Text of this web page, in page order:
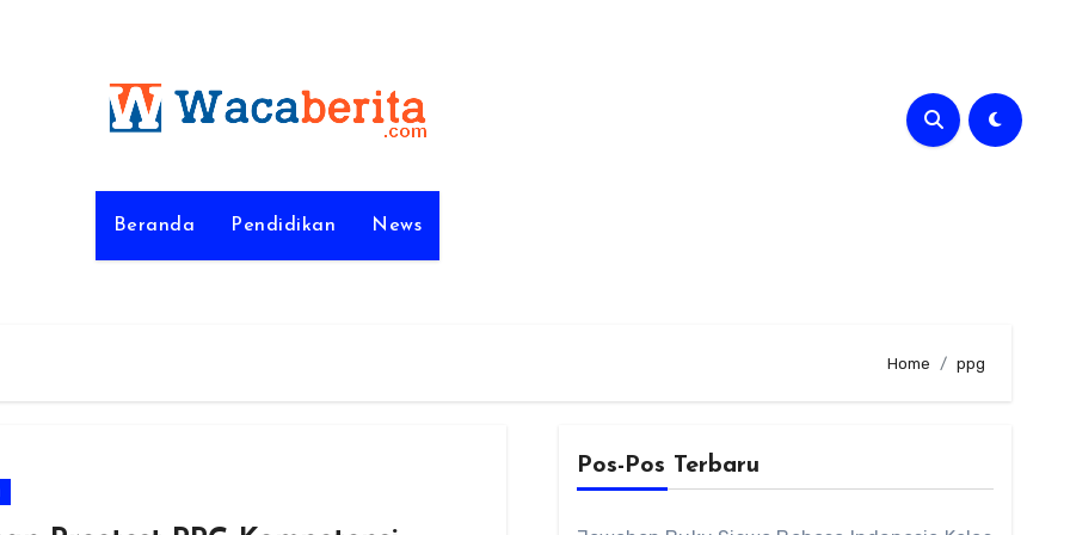
Beranda Pendidikan News
Home ppg
Pos-Pos Terbaru